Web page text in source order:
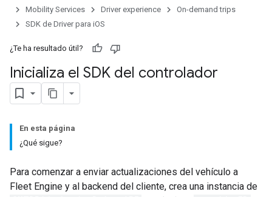
Mobility Services
Driver experience
On-demand trips
SDK de Driver para iOS
¿Te ha resultado útil?
Inicializa el SDK del controlador
En esta página
¿Qué sigue?
Para comenzar a enviar actualizaciones del vehículo a
Fleet Engine y al backend del cliente, crea una instancia de